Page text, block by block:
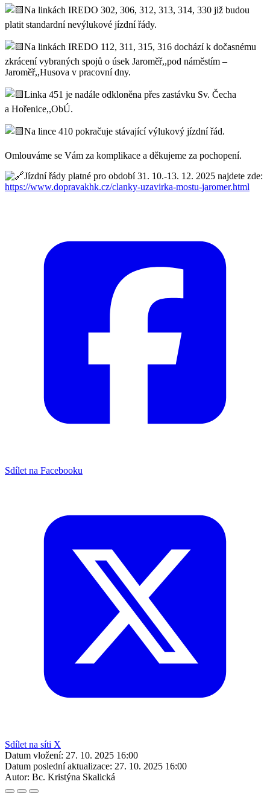
Na linkách IREDO 302, 306, 312, 313, 314, 330 již budou
platit standardní nevýlukové jízdní řády.
Na linkách IREDO 112, 311, 315, 316 dochází k dočasnému
zkrácení vybraných spojů o úsek Jaroměř,,pod náměstím –
Jaroměř,,Husova v pracovní dny.
Linka 451 je nadále odkloněna přes zastávku Sv. Čecha
a Hořenice,,ObÚ.
Na lince 410 pokračuje stávající výlukový jízdní řád.
Omlouváme se Vám za komplikace a děkujeme za pochopení.
Jízdní řády platné pro období 31. 10.-13. 12. 2025 najdete zde:
https://www.dopravakhk.cz/clanky-uzavirka-mostu-jaromer.html
Sdílet na Facebooku
Sdílet na síti X
Datum vložení: 27. 10. 2025 16:00
Datum poslední aktualizace: 27. 10. 2025 16:00
Autor: Bc. Kristýna Skalická